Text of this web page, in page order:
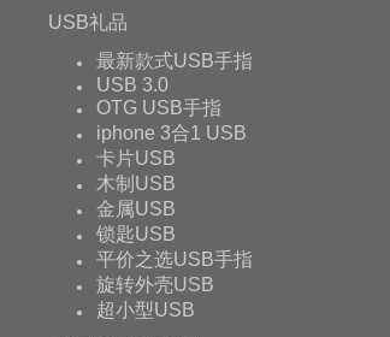
USB礼品
最新款式USB手指
USB 3.0
OTG USB手指
iphone 3合1 USB
卡片USB
木制USB
金属USB
锁匙USB
平价之选USB手指
旋转外壳USB
超小型USB